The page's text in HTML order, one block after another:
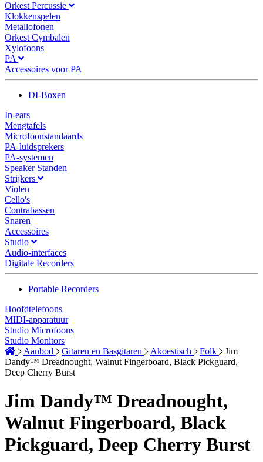
Orkest Percussie
Klokkenspelen
Metallofonen
Orkest Cymbalen
Xylofoons
PA
Accessoires voor PA
DI-Boxen
In-ears
Mengtafels
Microfoonstandaards
PA-luidsprekers
PA-systemen
Speaker Standen
Strijkers
Violen
Cello's
Contrabassen
Snaren
Accessoires
Studio
Audio-interfaces
Digitale Recorders
Portable Recorders
Hoofdtelefoons
MIDI-apparatuur
Studio Microfoons
Studio Monitors
Aanbod
Gitaren en Basgitaren Akoestisch Folk
Jim
Dandy™ Dreadnought, Walnut Fingerboard, Black Pickguard,
Deep Cherry Burst
Jim Dandy™ Dreadnought,
Walnut Fingerboard, Black
Pickguard, Deep Cherry Burst